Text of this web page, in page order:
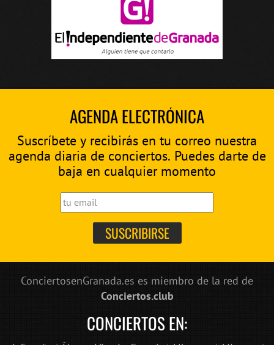
AGENDA ELECTRÓNICA
Suscríbete y recibirás en tu correo nuestra
agenda diaria de conciertos. Puedes darte de
baja en cualquier momento
ConciertosenGranada.es es miembro de la red de
Conciertos.club
CONCIERTOS EN: